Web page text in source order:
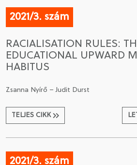
2021/3. szám
RACIALISATION RULES:
EDUCATIONAL UPWARD
HABITUS
Zsanna Nyírő – Judit Durst
TELJES CIKK
2021/3. szám